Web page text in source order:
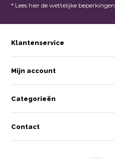
* Lees hier de wettelijke beperkingen
Klantenservice
Mijn account
Categorieën
Contact